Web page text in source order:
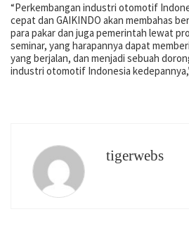
“Perkembangan industri otomotif
cepat dan GAIKINDO akan membahas
para pakar dan juga pemerintah lewat
seminar, yang harapannya dapat
yang berjalan, dan menjadi sebuah
industri otomotif Indonesia
tigerwebs